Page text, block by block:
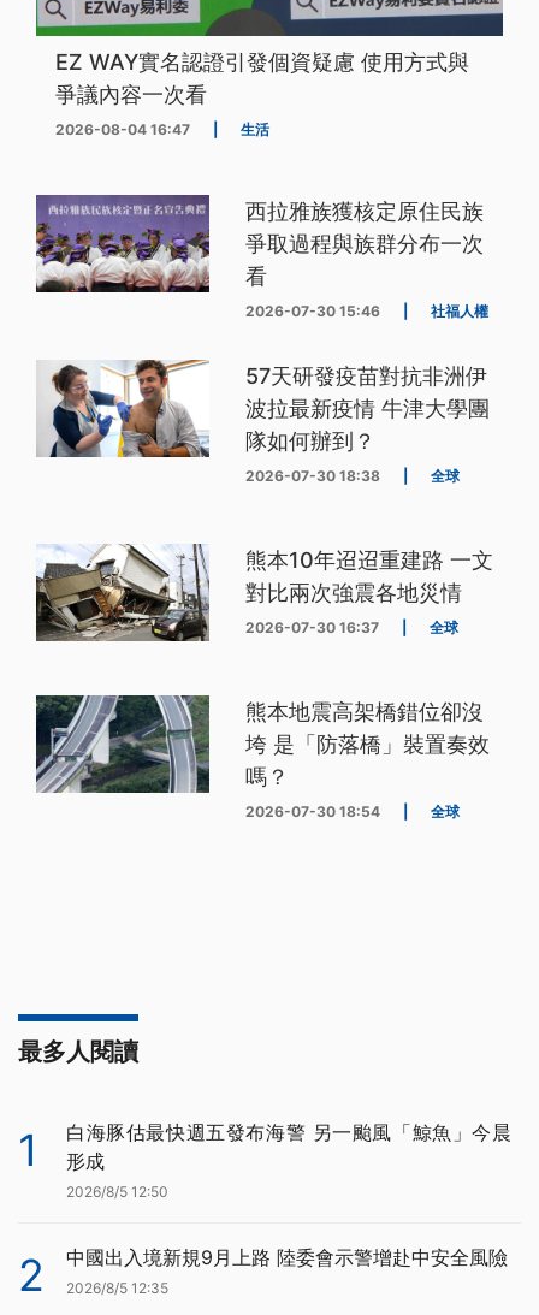
EZ WAY實名認證引發個資疑慮 使用方式與
爭議內容一次看
2026-08-04 16:47 生活
西拉雅族獲核定原住民族
爭取過程與族群分布一次
看
2026-07-30 15:46 社福人權
57天研發疫苗對抗非洲伊
波拉最新疫情 牛津大學團
隊如何辦到？
2026-07-30 18:38 全球
熊本10年迢迢重建路 一文
對比兩次強震各地災情
2026-07-30 16:37 全球
熊本地震高架橋錯位卻沒
垮 是「防落橋」裝置奏效
嗎？
2026-07-30 18:54 全球
最多人閱讀
1
白海豚估最快週五發布海警 另一颱風「鯨魚」今晨
形成
2026/8/5 12:50
2 中國出入境新規9月上路 陸委會示警增赴中安全風險
2026/8/5 12:35